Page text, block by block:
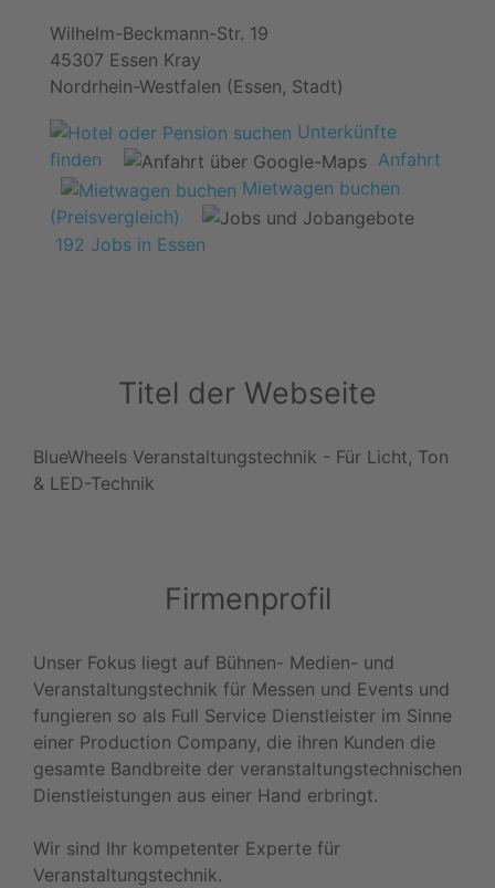
Wilhelm-Beckmann-Str. 19
45307 Essen Kray
Nordrhein-Westfalen (Essen, Stadt)
Unterkünfte
finden
Anfahrt
Mietwagen buchen
(Preisvergleich)
192 Jobs in Essen
Titel der Webseite
BlueWheels Veranstaltungstechnik - Für Licht, Ton
& LED-Technik
Firmenprofil
Unser Fokus liegt auf Bühnen- Medien- und
Veranstaltungstechnik für Messen und Events und
fungieren so als Full Service Dienstleister im Sinne
einer Production Company, die ihren Kunden die
gesamte Bandbreite der veranstaltungstechnischen
Dienstleistungen aus einer Hand erbringt.
Wir sind Ihr kompetenter Experte für
Veranstaltungstechnik.